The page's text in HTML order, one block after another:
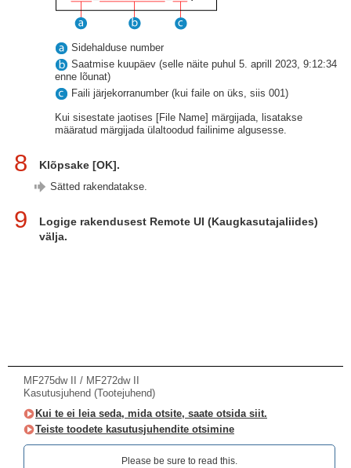
Sidehalduse number
Saatmise kuupäev (selle näite puhul 5. aprill 2023, 9:12:34
enne lõunat)
Faili järjekorranumber (kui faile on üks, siis 001)
Kui sisestate jaotises [File Name] märgijada, lisatakse
määratud märgijada ülaltoodud failinime algusesse.
8 Klõpsake [OK].
Sätted rakendatakse.
9
Logige rakendusest Remote UI (Kaugkasutajaliides)
välja.
MF275dw II / MF272dw II
Kasutusjuhend (Tootejuhend)
Kui te ei leia seda, mida otsite, saate otsida siit.
Teiste toodete kasutusjuhendite otsimine
Please be sure to read this.‎